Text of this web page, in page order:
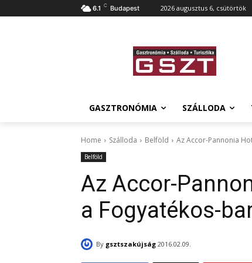
6.1 C Budapest 2026 augusztus 6, csütörtök
GASZTRONÓMIA SZÁLLODA
Home Szálloda Belföld Az Accor-Pannonia
Belföld
Az Accor-
a Fogyatékos-
By gsztszakújság 2016.02.09.